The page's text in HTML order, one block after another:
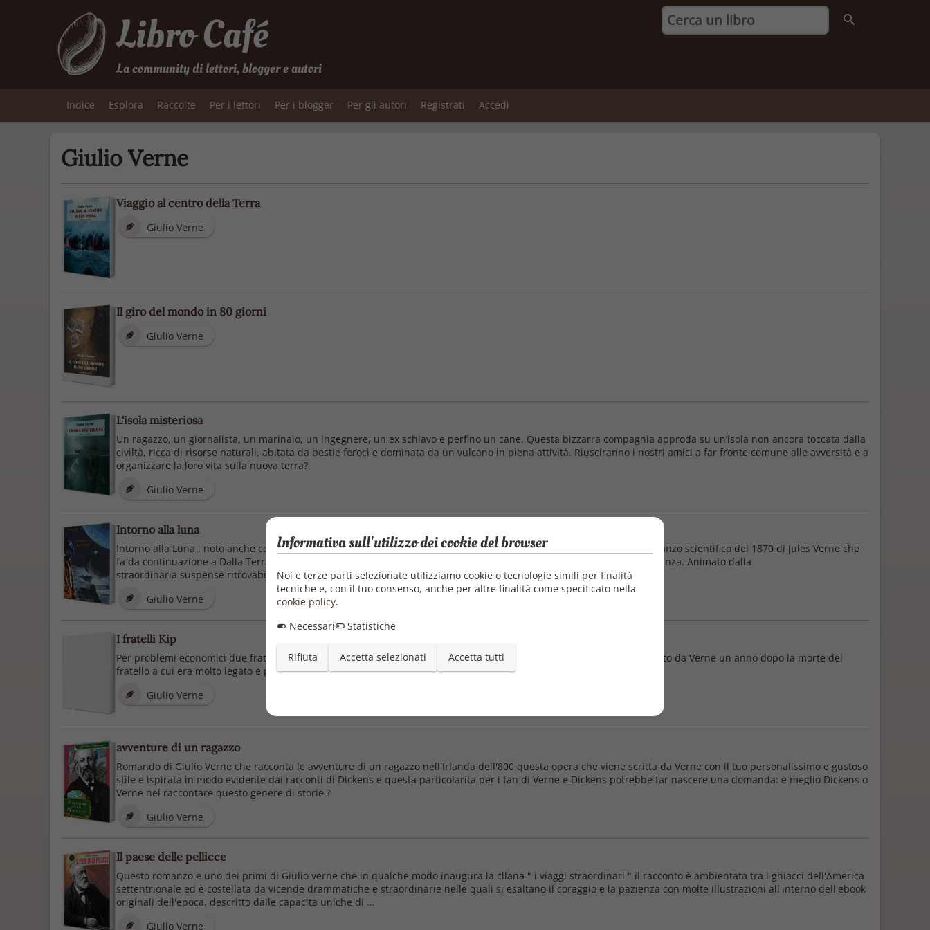
Libro Café
La community di lettori, blogger e autori
Indice Esplora Raccolte Per i lettori Per i blogger Per gli autori Registrati Accedi
Giulio Verne
Viaggio al centro della Terra
Giulio Verne
Il giro del mondo in 80 giorni
Giulio Verne
L'isola misteriosa
Un ragazzo, un giornalista, un marinaio, un ingegnere, un ex schiavo e perfino un cane. Questa bizzarra compagnia approda su un’isola non ancora toccata dalla
civiltà, ricca di risorse naturali, abitata da bestie feroci e dominata da un vulcano in piena attività. Riusciranno i nostri amici a far fronte comune alle avversità e a
organizzare la loro vita sulla nuova terra?
Giulio Verne
Intorno alla luna
Intorno alla Luna , noto anche come Attorno alla luna , Giro intorno alla Luna e Viaggio intorno alla Luna , è un romanzo scientifico del 1870 di Jules Verne che
fa da continuazione a Dalla Terra alla Luna del 1865, una delle più famose opere precorritrici della moderna fantascienza. Animato dalla
straordinaria suspense ritrovabile in molte opere del Verne, questo romanzo prefigura un'...
Giulio Verne
I fratelli Kip
Per problemi economici due fratelli si arruolano per intraprendere una fantastica avventura ,questo libro e stato scritto da Verne un anno dopo la morte del
fratello a cui era molto legato e per tutto il libro si marca spesso questo legame tra i fratelli Kip.
Giulio Verne
avventure di un ragazzo
Romando di Giulio Verne che racconta le avventure di un ragazzo nell'Irlanda dell'800 questa opera che viene scritta da Verne con il tuo personalissimo e gustoso
stile e ispirata in modo evidente dai racconti di Dickens e questa particolarita per i fan di Verne e Dickens potrebbe far nascere una domanda: è meglio Dickens o
Verne nel raccontare questo genere di storie ?
Giulio Verne
Il paese delle pellicce
Questo romanzo e uno dei primi di Giulio verne che in qualche modo inaugura la cllana " i viaggi straordinari " il racconto è ambientata tra i ghiacci dell'America
settentrionale ed è costellata da vicende drammatiche e straordinarie nelle quali si esaltano il coraggio e la pazienza con molte illustrazioni all'interno dell'ebook
originali dell'epoca. descritto dalle capacita uniche di ...
Giulio Verne
Informativa sull'utilizzo dei cookie del browser
Noi e terze parti selezionate utilizziamo cookie o tecnologie simili per finalità
tecniche e, con il tuo consenso, anche per altre finalità come specificato nella
cookie policy.
Necessari
Statistiche
Rifiuta Accetta selezionati Accetta tutti